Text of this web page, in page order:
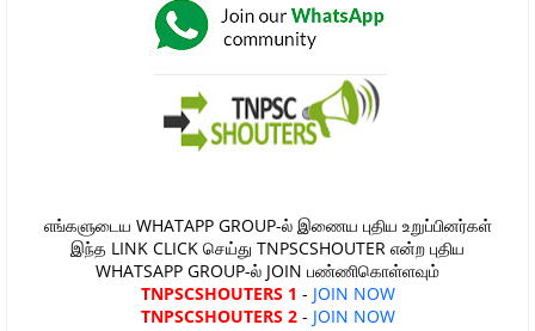
எங்களுடைய WHATAPP GROUP-ல் இணைய புதிய உறுப்பினர்கள்
இந்த LINK CLICK செய்து TNPSCSHOUTER என்ற புதிய
WHATSAPP GROUP-ல் JOIN பண்ணிகொள்ளவும்
TNPSCSHOUTERS 1 - JOIN NOW
TNPSCSHOUTERS 2- JOIN NOW